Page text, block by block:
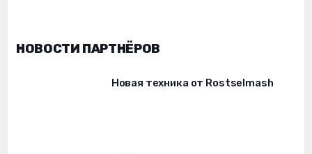
НОВОСТИ ПАРТНЁРОВ
Новая техника от Rostselmash